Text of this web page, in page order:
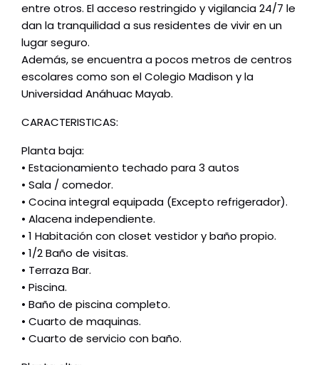
entre otros. El acceso restringido y vigilancia 24/7 le
dan la tranquilidad a sus residentes de vivir en un
lugar seguro.
Además, se encuentra a pocos metros de centros
escolares como son el Colegio Madison y la
Universidad Anáhuac Mayab.
CARACTERISTICAS:
Planta baja:
• Estacionamiento techado para 3 autos
• Sala / comedor.
• Cocina integral equipada (Excepto refrigerador).
• Alacena independiente.
• 1 Habitación con closet vestidor y baño propio.
• 1/2 Baño de visitas.
• Terraza Bar.
• Piscina.
• Baño de piscina completo.
• Cuarto de maquinas.
• Cuarto de servicio con baño.